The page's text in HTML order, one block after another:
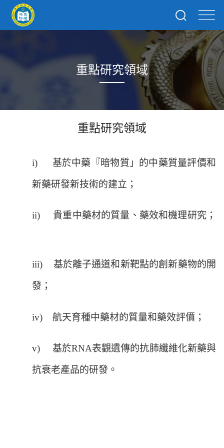
重點研究領域
重點研究領域
i) 基於中藥『暗物質」的中藥質量評價和
新藥研發新技術的建立；
ii) 貴重中藥材的質量、藥效和機理研究；
iii) 基於離子通道和新靶點的創新藥物的開
發；
iv) 航天育種中藥材的質量和藥效評價；
v) 基於RNA表觀遺傳的抗肺纖維化新藥與
抗衰老產品的研發。